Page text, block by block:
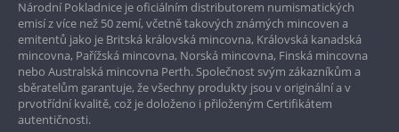
Pouze originální produkty
Národní Pokladnice je oficiálním distributorem numismatických
emisí z více než 50 zemí, včetně takových známých mincoven a
emitentů jako je Britská královská mincovna, Královská kanadská
mincovna, Pařížská mincovna, Norská mincovna, Finská mincovna
nebo Australská mincovna Perth. Společnost svým zákazníkům a
sběratelům garantuje, že všechny produkty jsou v originální a v
prvotřídní kvalitě, což je doloženo i přiloženým Certifikátem
autentičnosti.